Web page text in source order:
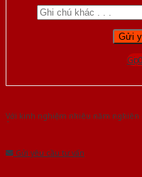
Gọi
Với kinh nghiệm nhiêu năm
Gửi yêu cầu tư vấn